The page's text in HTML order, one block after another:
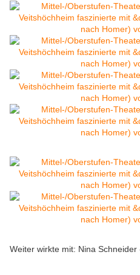
Weiter wirkte mit: Nina